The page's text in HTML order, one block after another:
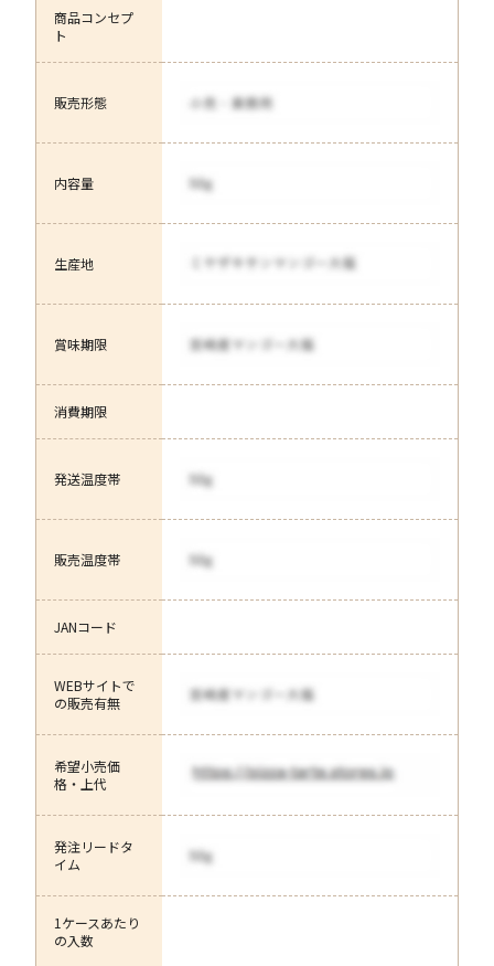
商品コンセプ
ト
販売形態
内容量
生産地
賞味期限
消費期限
発送温度帯
販売温度帯
JANコード
WEBサイトで
の販売有無
希望小売価
格・上代
発注リードタ
イム
1ケースあたり
の入数